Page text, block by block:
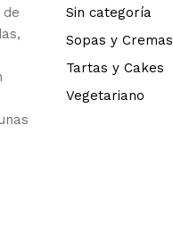
Sin categoría
Sopas y Cremas
Tartas y Cakes
Vegetariano